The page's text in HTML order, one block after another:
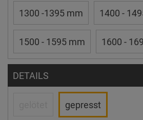
1300 -1395 mm 1400 -
1500 - 1595 mm 1600 -
DETAILS
gepresst